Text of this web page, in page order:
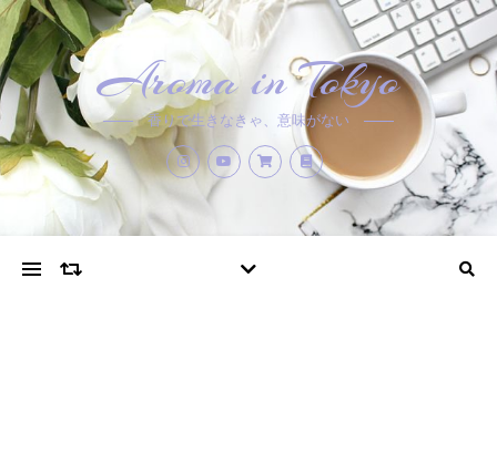
Aroma in Tokyo
香りで生きなきゃ、意味がない